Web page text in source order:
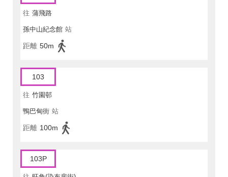
往 蒲飛路
孫中山紀念館 站
距離 50m
103
往 竹園邨
鴨巴甸街 站
距離 100m
103P